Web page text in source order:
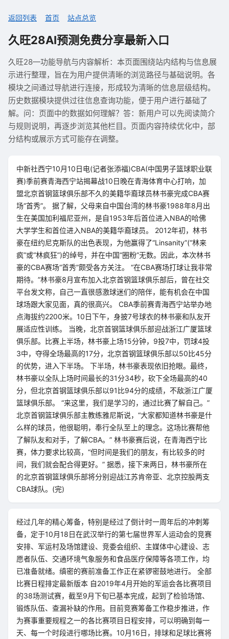
返回列表 首页 站点总览
久旺28AI预测免费分享最新入口
久旺28—功能导航与内容解析：本页面围绕站内结构与信息展
示进行整理，旨在为用户提供清晰的浏览路径与基础说明。各
模块之间通过导航进行连接，形成较为清晰的信息层级结构。
历史数据模块提供过往信息查询功能，便于用户进行基础了
解。问：页面中的数据如何理解？答：新用户可以先阅读简介
与规则说明，再逐步浏览其他栏目。页面内容持续优化中，部
分结构或展示方式可能存在调整。
中新社西宁10月10日电(记者张添福)CBA(中国男子篮球职业联
赛)季前赛青海西宁站揭幕战10日晚在青海体育中心打响，加
盟北京首钢篮球俱乐部不久的美籍华裔球员林书豪完成CBA赛
场“首秀”。 据了解，父母来自中国台湾的林书豪1988年8月出
生在美国加利福尼亚州，是自1953年后首位进入NBA的哈佛
大学学生和首位进入NBA的美籍华裔球员。 2012年初，林书
豪在纽约尼克斯队的出色表现，为他赢得了“Linsanity”(“林来
疯”或“林疯狂”)的绰号，并在中国“圈粉”无数。因此，本次林书
豪的CBA赛场“首秀”颇受各方关注。 “在CBA赛场打球让我非常
期待。”林书豪8月宣布加入北京首钢篮球俱乐部后，曾在社交
平台发文称，自己一直很感激球迷们的陪伴，能有机会在中国
球场跟大家见面，真的很高兴。 CBA季前赛青海西宁站举办地
点海拔约2200米。10日下午，身披7号球衣的林书豪和队友开
展适应性训练。 当晚，北京首钢篮球俱乐部迎战浙江广厦篮球
俱乐部。比赛上半场，林书豪上场15分钟，9投7中，罚球4投
3中，夺得全场最高的17分，北京首钢篮球俱乐部以50比45分
的优势，进入下半场。 下半场，林书豪表现依旧抢眼。最终，
林书豪以全队上场时间最长的31分34秒，砍下全场最高的40
分，但北京首钢篮球俱乐部以91比94分的成绩，不敌浙江广厦
篮球俱乐部。 “来这里，我们是学习的，通过比赛了解自己。”
北京首钢篮球俱乐部主教练雅尼斯说，“大家都知道林书豪是什
么样的球员，他很聪明，奉行全队至上的理念。这场比赛帮他
了解队友和对手，了解CBA。” 林书豪赛后说，在青海西宁比
赛，体力要求比较高，“但时间是我们的朋友，有比较多的时
间，我们就会配合得更好。” 据悉，接下来两日，林书豪所在
的北京首钢篮球俱乐部将分别迎战江苏肯帝亚、北京控股两支
CBA球队。(完)
经过几年的精心筹备，特别是经过了倒计时一周年后的冲刺筹
备，定于10月18日在武汉举行的第七届世界军人运动会的竞赛
安排、军运村及场馆建设、竞委会组织、主媒体中心建设、志
愿者队伍、交通环境气象服务和食品医疗保障等各项工作，均
已准备就绪。缜密的赛前准备工作正在紧锣密鼓地进行。 全部
比赛日程排定最新版本 自2019年4月开始的军运会各比赛项目
的38场测试赛，截至9月下旬已基本完成，起到了检验场馆、
锻炼队伍、查漏补缺的作用。目前竞赛筹备工作稳步推进，作
为赛事重要规程之一的各比赛项目日程安排，可以明确到每一
天、每一个时段进行哪场比赛。10月16日，排球和足球比赛将